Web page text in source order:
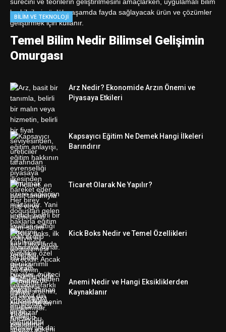
BILIM VE TEKNOLOJI
Temel Bilim Nedir Bilimsel Gelişimin
Omurgası
Arz Nedir? Ekonomide Arzın Önemi ve
Piyasaya Etkileri
Kapsayıcı Eğitim Ne Demek Hangi İlkeleri
Barındırır
Ticaret Olarak Ne Yapılır?
Kick Boks Nedir ve Temel Özellikleri
Anemi Nedir ve Hangi Eksikliklerden
Kaynaklanır